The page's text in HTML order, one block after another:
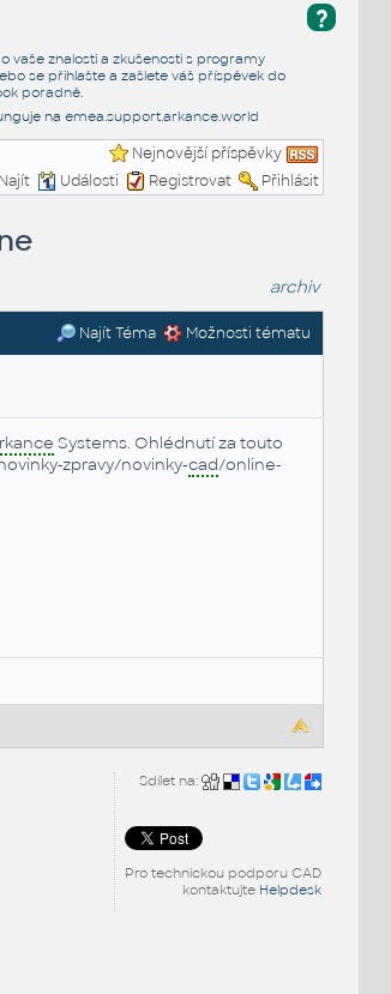
?
vaše znalosti a zkušenosti s programy
se přihlašte a zašlete váš příspěvek do
poradně.
na emea.support.arkance.world
Nejnovější příspěvky
Najít Události Registrovat Přihlásit
archiv
Najít Téma Možnosti tématu
Systems. Ohlédnutí za touto
zpravy/novinky-cad/online-
Sdílet na:
Pro technickou podporu CAD
kontaktujte Helpdesk